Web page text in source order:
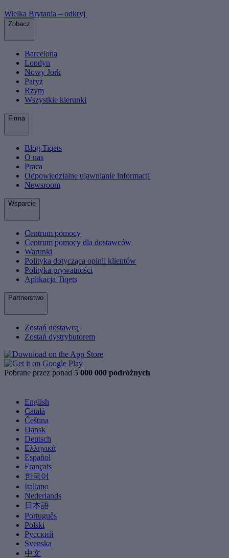
Wielka Brytania – odkryj
Zobacz
Barcelona
Londyn
Nowy Jork
Paryż
Rzym
Wszystkie kierunki
Firma
Blog Tiqets
O nas
Praca
Odpowiedzialne ujawnianie informacji
Newsroom
Wsparcie
Centrum pomocy
Centrum pomocy dla dostawców
Warunki
Polityka dotycząca opinii klientów
Polityka prywatności
Aplikacja Tiqets
Partnerstwo
Zostań dostawcą
Zostań dystrybutorem
Pobrane przez ponad 5 000 000 podróżnych
English
Català
Čeština
Dansk
Deutsch
Ελληνικά
Español
Français
한국어
Italiano
Nederlands
日本語
Português
Polski
Русский
Svenska
中文